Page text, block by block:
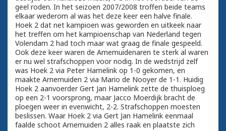
geel roden. In het seizoen 2007/2008 troffen beide teams
elkaar wederom al was het deze keer een halve finale.
Hoek 2 dat net kampioen was geworden en uitkeek naar
het treffen om het kampioenschap van Nederland tegen
Volendam 2 had toch maar wat graag de finale gespeeld.
Ook deze keer waren de Arnemuidenaren te sterk al waren
er nu wel strafschoppen voor nodig. In de wedstrijd zelf
was Hoek 2 via Peter Hamelink op 1-0 gekomen, en
maakte Arnemuiden 2 via Mario de Nooyer de 1-1. Huidig
Hoek 2 aanvoerder Gert Jan Hamelink zette de thuisploeg
op een 2-1 voorsprong, maar Jacco Moerdijk bracht de
ploegen weer in evenwicht, 2-2. Strafschoppen moesten
beslissen. Waar Hoek 2 via Gert Jan Hamelink eenmaal
faalde schoot Arnemuiden 2 alles raak en plaatste zich